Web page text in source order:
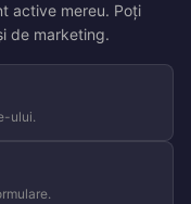
active mereu. Poți
de marketing.
ului.